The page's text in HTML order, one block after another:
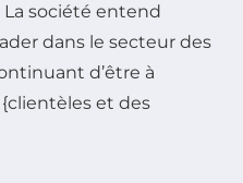
société entend
dans le secteur des
d’être à
et des